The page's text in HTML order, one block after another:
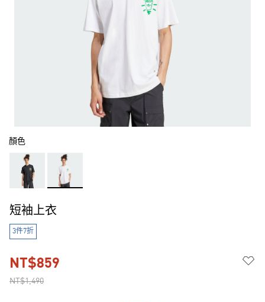
顏色
短袖上衣
3件7折
NT$1,490
NT$859